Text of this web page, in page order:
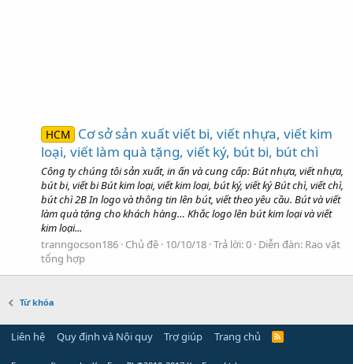
HCM
Cơ sở sản xuất viết bi, viết nhựa, viết kim
loại, viết làm quà tặng, viết ký, bút bi, bút chì
Công ty chúng tôi sản xuất, in ấn và cung cấp: Bút nhựa, viết nhựa,
bút bi, viết bi Bút kim loại, viết kim loại, bút ký, viết ký Bút chì, viết chì,
bút chì 2B In logo và thông tin lên bút, viết theo yêu cầu. Bút và viết
làm quà tặng cho khách hàng… Khắc logo lên bút kim loại và viết
kim loại...
tranngocson186 Chủ đề 10/10/18 Trả lời: 0 Diễn đàn: Rao vặt
tổng hợp
Từ khóa
Liên hệ Quy định và Nội quy Trợ giúp Trang chủ